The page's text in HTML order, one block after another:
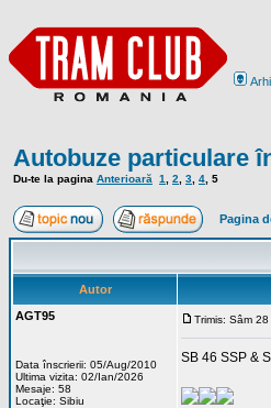
Autobuze particulare
Du-te la pagina Anterioară 1 2 3 4 5
Pagina
Autor
AGT95
Data înscrierii: 05/Aug/2010
Ultima vizita: 02/Ian/2026
Mesaje: 58
Locaţie: Sibiu
Trimis: Sâm
SB 46 SSP &